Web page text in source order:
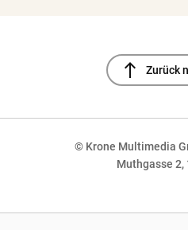
north Zurück
© Krone Multimedia
Muthgasse 2,
NaN%